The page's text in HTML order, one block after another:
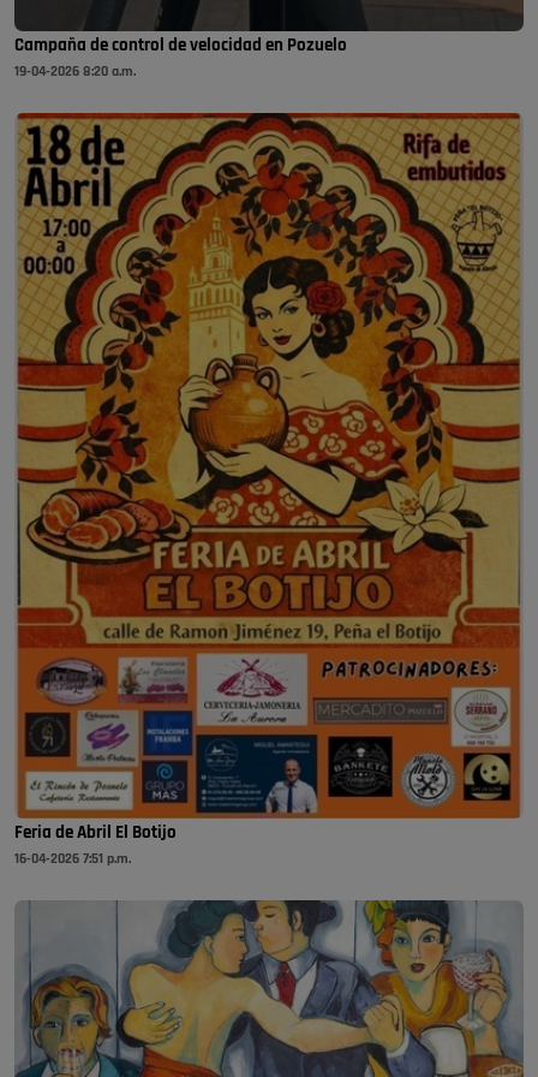
Campaña de control de velocidad en Pozuelo
19-04-2026 8:20 a.m.
Feria de Abril El Botijo
16-04-2026 7:51 p.m.